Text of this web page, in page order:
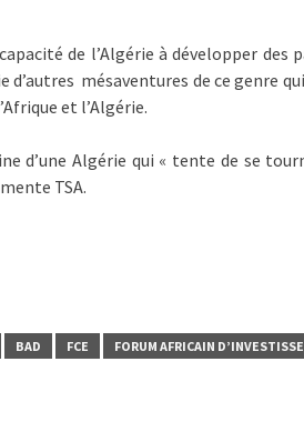
de l’Algérie à développer des
mésaventures de ce genre
et l’Algérie.
d’une Algérie qui « tente de se
TSA.
BAD FCE
FORUM AFRICAIN